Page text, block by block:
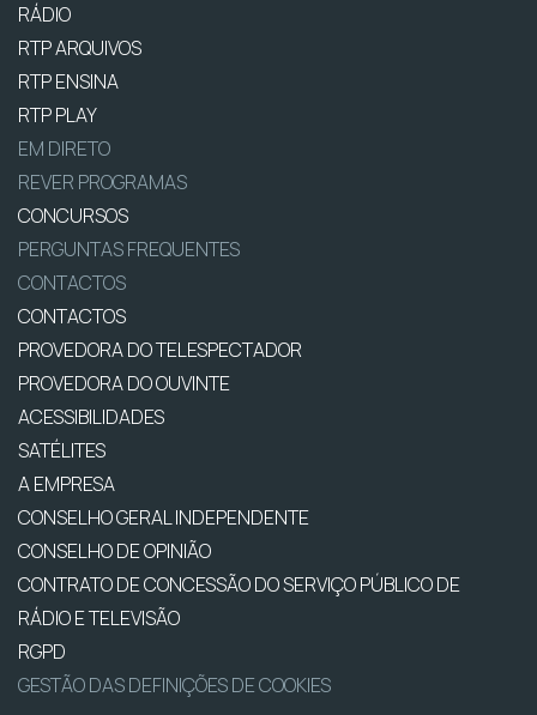
RÁDIO
RTP ARQUIVOS
RTP ENSINA
RTP PLAY
EM DIRETO
REVER PROGRAMAS
CONCURSOS
PERGUNTAS FREQUENTES
CONTACTOS
CONTACTOS
PROVEDORA DO TELESPECTADOR
PROVEDORA DO OUVINTE
ACESSIBILIDADES
SATÉLITES
A EMPRESA
CONSELHO GERAL INDEPENDENTE
CONSELHO DE OPINIÃO
CONTRATO DE CONCESSÃO DO SERVIÇO PÚBLICO DE
RÁDIO E TELEVISÃO
RGPD
GESTÃO DAS DEFINIÇÕES DE COOKIES